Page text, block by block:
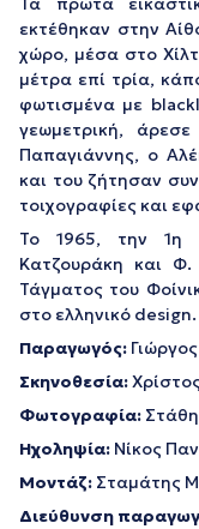
εκτέθηκαν στην
χώρο, μέσα στο
μέτρα επί τρία,
φωτισμένα με
γεωμετρική,
Παπαγιάννης, ο
και του ζήτησαν
τοιχογραφίες και
Το 1965, την 1η
Κατζουράκη και
Τάγματος του
στο ελληνικό design.
Παραγωγός:
Σκηνοθεσία:
Φωτογραφία:
Ηχοληψία: Νίκος
Μοντάζ: Σταμάτης
Διεύθυνση